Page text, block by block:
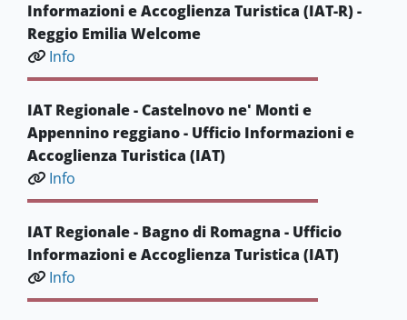
Informazioni e Accoglienza Turistica (IAT-R) -
Reggio Emilia Welcome
Info
IAT Regionale - Castelnovo ne' Monti e
Appennino reggiano - Ufficio Informazioni e
Accoglienza Turistica (IAT)
Info
IAT Regionale - Bagno di Romagna - Ufficio
Informazioni e Accoglienza Turistica (IAT)
Info